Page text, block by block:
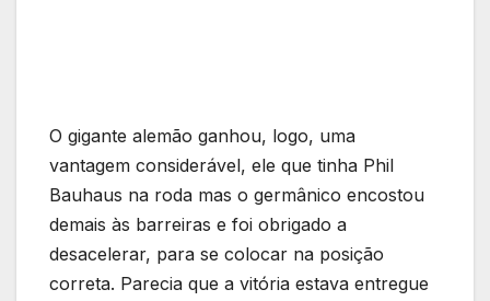
O gigante alemão ganhou, logo, uma
vantagem considerável, ele que tinha Phil
Bauhaus na roda mas o germânico encostou
demais às barreiras e foi obrigado a
desacelerar, para se colocar na posição
correta. Parecia que a vitória estava entregue